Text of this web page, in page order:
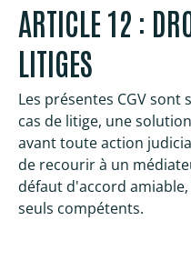
ARTICLE 12 :
LITIGES
Les présentes CGV sont
cas de litige, une
avant toute action
de recourir à un
défaut d'accord
seuls compétents.